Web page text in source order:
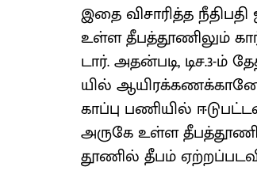
இதை விசா​ரித்த
உள்ள தீபத்​தூணிலும்
டார். அதன்​படி, டிச.3-ம்
யில்
காப்பு பணி​யில்
அருகே உள்ள
தூணில் தீபம்